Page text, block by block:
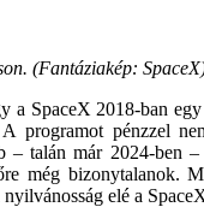
(Fantáziakép:
a SpaceX 2018-ban
programot pénzzel
– talán már 2024-ben
még bizonytalanok.
elé a